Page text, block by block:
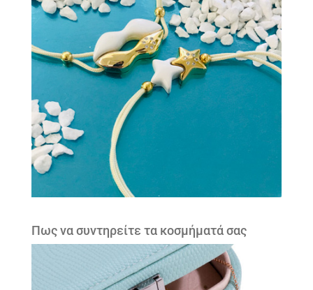
Πως να συντηρείτε τα κοσμήματά σας